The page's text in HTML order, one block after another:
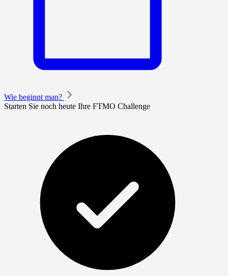
Wie beginnt man?
Starten Sie noch heute Ihre FTMO Challenge